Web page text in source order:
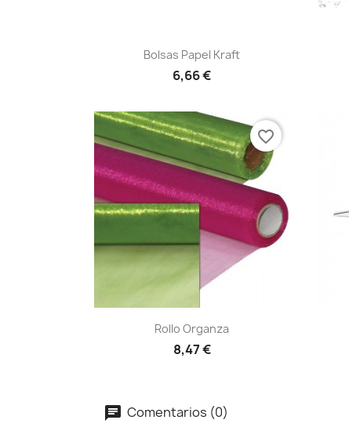
Vista rápida
Bolsas Papel Kraft
6,66 €
Vista rápida
Rollo Organza
8,47 €
favorite_border
Comentarios (0)